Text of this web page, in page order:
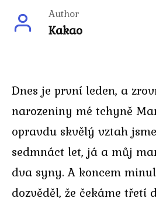
Author
Kakao
Dnes je první leden, a
narozeniny mé tchyně
opravdu skvělý vztah
sedmnáct let, já a můj
dva syny. A koncem
dozvěděl, že čekáme třetí